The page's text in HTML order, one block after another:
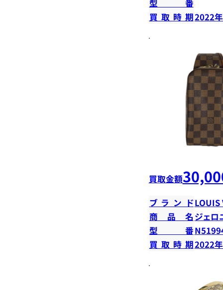
型番
買取時期2022
買取金額
ブランドLOUIS
商品名 ジェロ
型番
買取時期2022